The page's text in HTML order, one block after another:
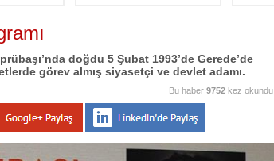
doğdu 5 Şubat 1993’de Gerede’de
görev almış siyasetçi ve devlet adamı.
Bu haber 9752 kez okundu